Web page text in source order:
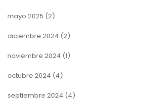
mayo 2025 (2)
diciembre 2024 (2)
noviembre 2024 (1)
octubre 2024 (4)
septiembre 2024 (4)